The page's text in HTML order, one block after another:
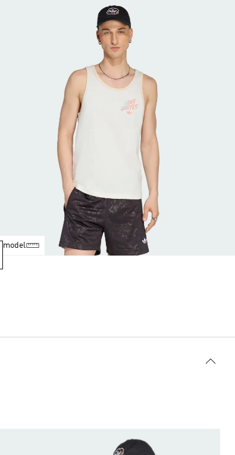
model